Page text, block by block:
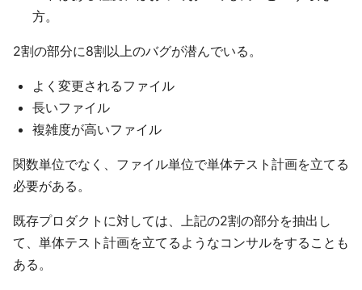
方。
2割の部分に8割以上のバグが潜んでいる。
よく変更されるファイル
長いファイル
複雑度が高いファイル
関数単位でなく、ファイル単位で単体テスト計画を立てる
必要がある。
既存プロダクトに対しては、上記の2割の部分を抽出し
て、単体テスト計画を立てるようなコンサルをすることも
ある。